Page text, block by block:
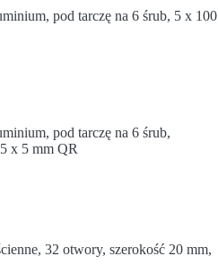
pod tarczę na 6 śrub, 5 x 100
pod tarczę na 6 śrub,
x 5 mm QR
32 otwory, szerokość 20 mm,